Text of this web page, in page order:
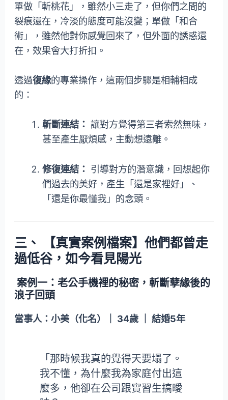
單做「斬桃花」，雖然小三走了，但你們之間的
裂痕還在，冷淡的態度可能沒變；單做「和合
術」，雖然他對你感覺回來了，但外面的誘惑還
在，效果會大打折扣。
透過復緣的專業操作，這兩個步驟是相輔相成
的：
斬斷連結： 讓對方覺得第三者索然無味，
甚至產生厭煩感，主動想遠離。
修復連結： 引導對方的潛意識，回想起你
們過去的美好，產生「還是家裡好」、
「還是你最懂我」的念頭。
三、 【真實案例檔案】他們都曾走
過低谷，如今看見陽光
案例一：老公手機裡的秘密，斬斷孽緣後的
浪子回頭
當事人：小美（化名）｜ 34歲 ｜ 結婚5年
「那時候我真的覺得天要塌了。
我不懂，為什麼我為家庭付出這
麼多，他卻在公司跟實習生搞曖